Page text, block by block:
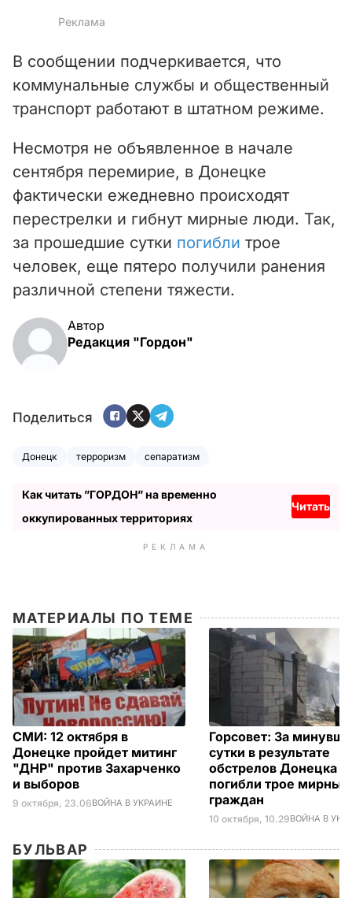
В сообщении подчеркивается, что
коммунальные службы и общественный
транспорт работают в штатном режиме.
Несмотря не объявленное в начале
сентября перемирие, в Донецке
фактически ежедневно происходят
перестрелки и гибнут мирные люди. Так,
за прошедшие сутки погибли трое
человек, еще пятеро получили ранения
различной степени тяжести.
Автор
Редакция "Гордон"
Поделиться
Донецк терроризм сепаратизм
Как читать ”ГОРДОН” на временно
оккупированных территориях
Читать
РЕКЛАМА
МАТЕРИАЛЫ ПО ТЕМЕ
СМИ: 12 октября в
Донецке пройдет митинг
"ДНР" против Захарченко
и выборов
9 октября, 23.06ВОЙНА В УКРАИНЕ
Горсовет: За
сутки в результате
обстрелов Донецка
погибли трое мирных
граждан
10 октября, 10.29ВОЙНА В
БУЛЬВАР